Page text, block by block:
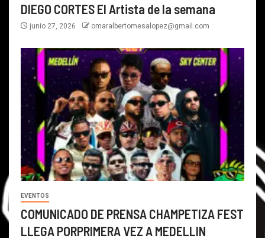
DIEGO CORTES El Artista de la semana
junio 27, 2026 omaralbertomesalopez@gmail.com
EVENTOS
COMUNICADO DE PRENSA CHAMPETIZA FEST
LLEGA PORPRIMERA VEZ A MEDELLIN